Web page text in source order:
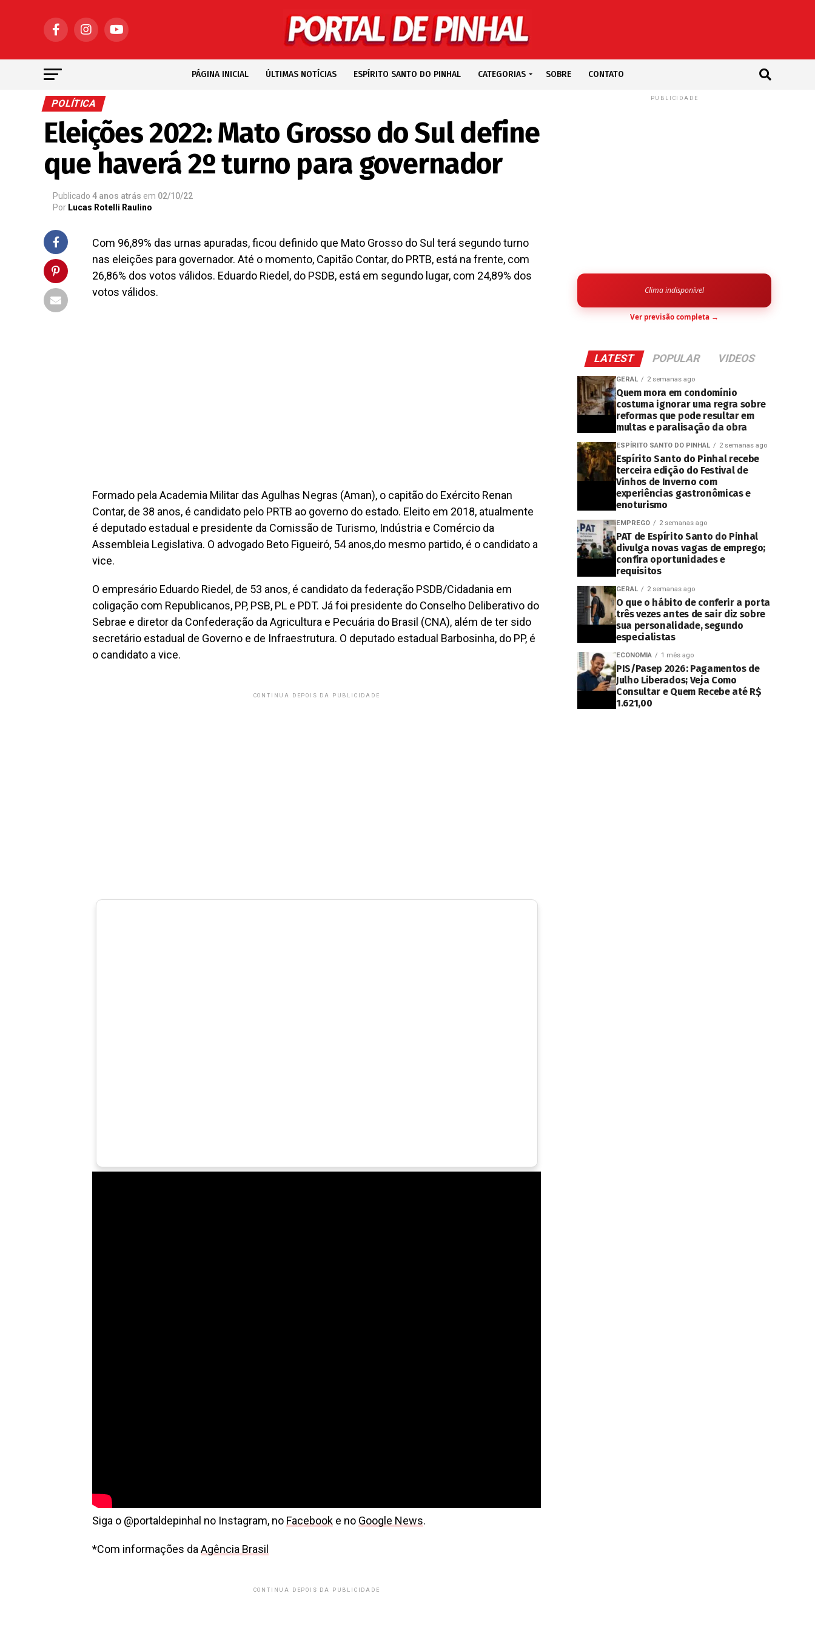
PÁGINA INICIAL ÚLTIMAS NOTÍCIAS ESPÍRITO SANTO DO PINHAL CATEGORIAS SOBRE CONTATO
POLÍTICA
Eleições 2022: Mato Grosso do Sul define
que haverá 2º turno para governador
Publicado 4 anos atrás em 02/10/22
Por Lucas Rotelli Raulino
Com 96,89% das urnas apuradas, ficou definido que Mato Grosso do Sul terá segundo turno
nas eleições para governador. Até o momento, Capitão Contar, do PRTB, está na frente, com
26,86% dos votos válidos. Eduardo Riedel, do PSDB, está em segundo lugar, com 24,89% dos
votos válidos.
Formado pela Academia Militar das Agulhas Negras (Aman), o capitão do Exército Renan
Contar, de 38 anos, é candidato pelo PRTB ao governo do estado. Eleito em 2018, atualmente
é deputado estadual e presidente da Comissão de Turismo, Indústria e Comércio da
Assembleia Legislativa. O advogado Beto Figueiró, 54 anos,do mesmo partido, é o candidato a
vice.
O empresário Eduardo Riedel, de 53 anos, é candidato da federação PSDB/Cidadania em
coligação com Republicanos, PP, PSB, PL e PDT. Já foi presidente do Conselho Deliberativo do
Sebrae e diretor da Confederação da Agricultura e Pecuária do Brasil (CNA), além de ter sido
secretário estadual de Governo e de Infraestrutura. O deputado estadual Barbosinha, do PP, é
o candidato a vice.
CONTINUA DEPOIS DA PUBLICIDADE
Siga o @portaldepinhal no Instagram, no Facebook e no Google News.
*Com informações da Agência Brasil
CONTINUA DEPOIS DA PUBLICIDADE
PUBLICIDADE
Clima indisponível
Ver previsão completa →
LATEST POPULAR VIDEOS
GERAL 2 semanas ago
Quem mora em condomínio
costuma ignorar uma regra sobre
reformas que pode resultar em
multas e paralisação da obra
ESPÍRITO SANTO DO PINHAL 2 semanas ago
Espírito Santo do Pinhal recebe
terceira edição do Festival de
Vinhos de Inverno com
experiências gastronômicas e
enoturismo
EMPREGO 2 semanas ago
PAT de Espírito Santo do Pinhal
divulga novas vagas de emprego;
confira oportunidades e
requisitos
GERAL 2 semanas ago
O que o hábito de conferir a porta
três vezes antes de sair diz sobre
sua personalidade, segundo
especialistas
ECONOMIA 1 mês ago
PIS/Pasep 2026: Pagamentos de
Julho Liberados; Veja Como
Consultar e Quem Recebe até R$
1.621,00